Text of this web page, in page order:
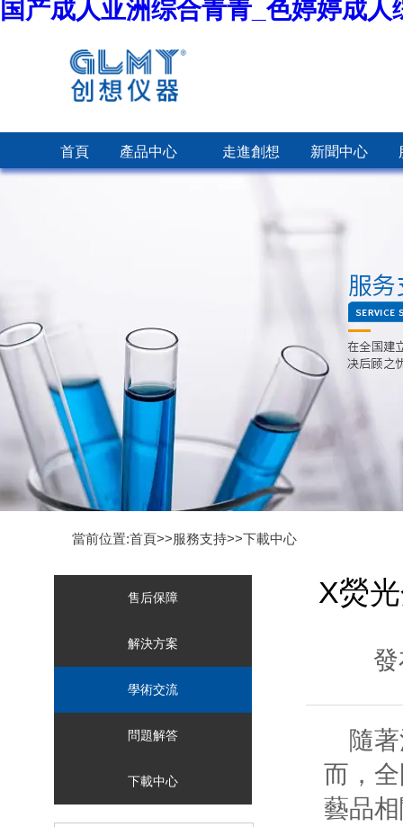
国产成人亚洲综合青青_色婷婷成
首頁 產品中心 走進創想 新聞中心
當前位置:首頁>>服務支持>>下載中心
售后保障
解決方案
學術交流
問題解答
下載中心
X熒
隨
而，
藝品